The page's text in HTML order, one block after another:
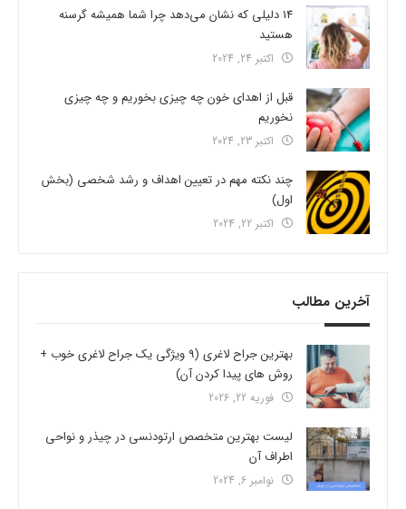
14 دلیلی که نشان می‌دهد چرا شما همیشه گرسنه
هستید
اکتبر 24, 2024
قبل از اهدای خون چه چیزی بخوریم و چه چیزی
نخوریم
اکتبر 23, 2024
چند نکته مهم در تعیین اهداف و رشد شخصی (بخش
اول)
اکتبر 22, 2024
آخرین مطالب
بهترین جراح لاغری (9 ویژگی یک جراح لاغری خوب +
روش های پیدا کردن آن)
فوریه 22, 2026
لیست بهترین متخصص ارتودنسی در چیذر و نواحی
اطراف آن
نوامبر 6, 2024